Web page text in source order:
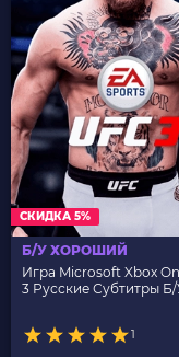
СКИДКА 5%
Б/У ХОРОШИЙ
Игра Microsoft Xbox
3 Русские Субтитры
1